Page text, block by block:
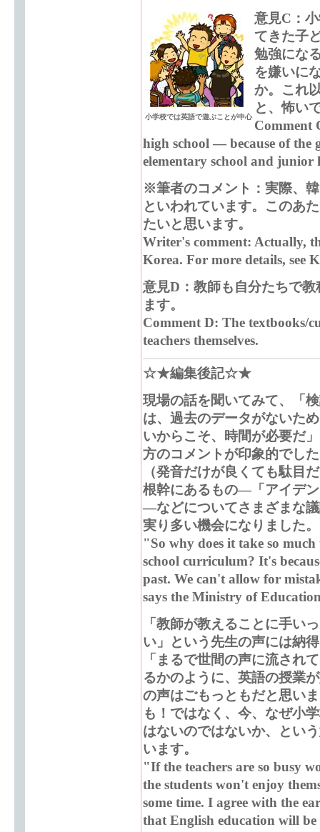
小学校では英語で遊ぶことが中心
意見C：
てきた子
勉強にな
を嫌いに
か。これ
と、怖い
Comment
high school — because of the
elementary school and junior
※筆者のコメント：実際、
といわれています。このあ
たいと思います。
Writer's comment: Actually,
Korea. For more details, see
意見D：教師も自分たちで
ます。
Comment D: The textbooks/
teachers themselves.
☆★編集後記☆★
現場の話を聞いてみて、「
は、過去のデータがないた
いからこそ、時間が必要だ
方のコメントが印象的でし
（発音だけが良くても駄目
根幹にあるもの―「アイデ
―などについてさまざまな
実り多い機会になりました。
"So why does it take so
school curriculum? It's
past. We can't allow for
says the Ministry of
「教師が教えることに手い
い」という先生の声には納
「まるで世間の声に流され
るかのように、英語の授業
の声はごもっともだと思い
も！ではなく、今、なぜ小
はないのではないか、とい
います。
"If the teachers are so busy
the students won't enjoy
some time. I agree with the
that English education will